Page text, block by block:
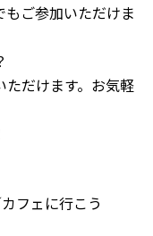
ご参加いただけま
だけます。お気軽
フェに行こう